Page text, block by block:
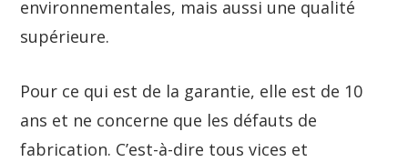
environnementales, mais aussi une qualité
supérieure.
Pour ce qui est de la garantie, elle est de 10
ans et ne concerne que les défauts de
fabrication. C’est-à-dire tous vices et